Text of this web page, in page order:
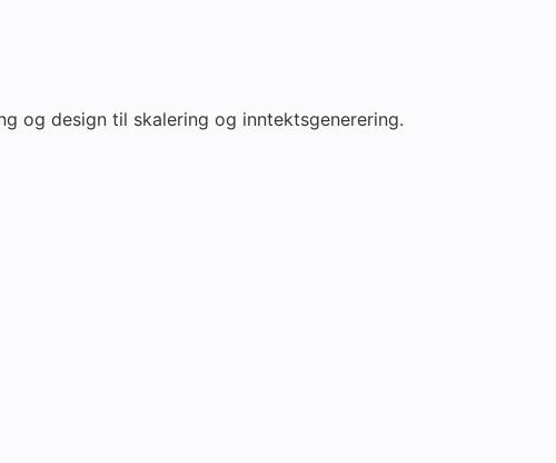
og design til skalering og inntektsgenerering.